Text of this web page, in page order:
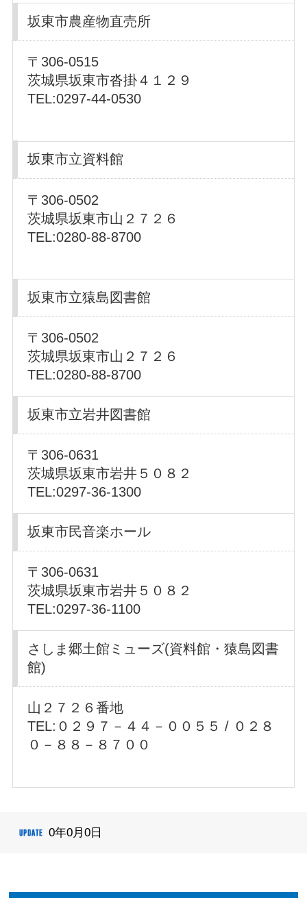
坂東市農産物直売所
〒306-0515
茨城県坂東市沓掛４１２９
TEL:0297-44-0530
坂東市立資料館
〒306-0502
茨城県坂東市山２７２６
TEL:0280-88-8700
坂東市立猿島図書館
〒306-0502
茨城県坂東市山２７２６
TEL:0280-88-8700
坂東市立岩井図書館
〒306-0631
茨城県坂東市岩井５０８２
TEL:0297-36-1300
坂東市民音楽ホール
〒306-0631
茨城県坂東市岩井５０８２
TEL:0297-36-1100
さしま郷土館ミューズ(資料館・猿島図書
館)
山２７２６番地
TEL:０２９７－４４－００５５ / ０２８
０－８８－８７００
0年0月0日